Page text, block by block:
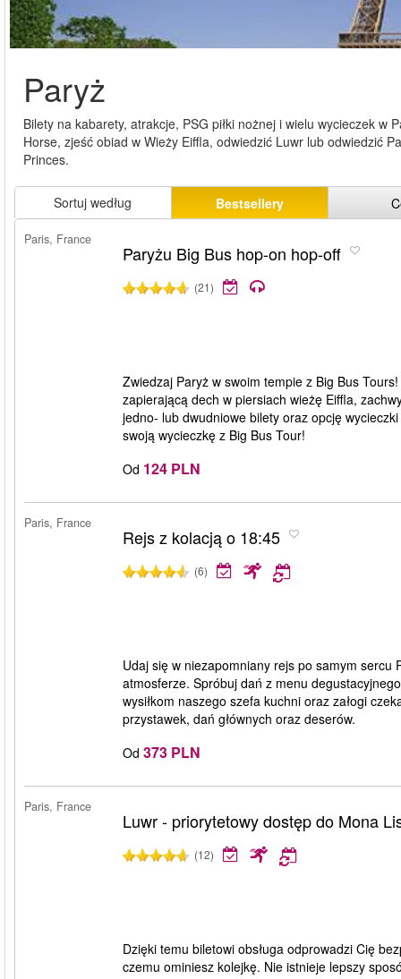
Paryż
Bilety na kabarety, atrakcje, PSG piłki nożnej i wielu wycieczek
Horse, zjeść obiad w Wieży Eiffla, odwiedzić Luwr lub odwiedzić
Princes.
Sortuj według Bestsellery
Paris, France
Paryżu Big Bus hop-on hop-off
(21)
Zwiedzaj Paryż w swoim tempie z Big Bus
zapierającą dech w piersiach wieżę Eiffla,
jedno- lub dwudniowe bilety oraz opcję
swoją wycieczkę z Big Bus Tour!
Od 124 PLN
Paris, France
Rejs z kolacją o 18:45
(6)
Udaj się w niezapomniany rejs po samym sercu
atmosferze. Spróbuj dań z menu
wysiłkom naszego szefa kuchni oraz załogi
przystawek, dań głównych oraz deserów.
Od 373 PLN
Paris, France
Luwr - priorytetowy dostęp do Mona
(12)
Dzięki temu biletowi obsługa odprowadzi Cię
czemu ominiesz kolejkę. Nie istnieje lepszy